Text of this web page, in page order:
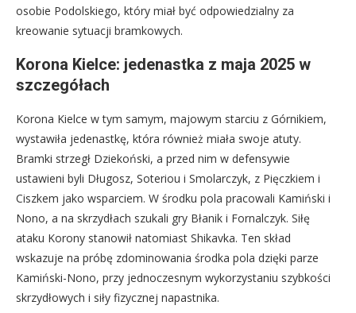
osobie Podolskiego, który miał być odpowiedzialny za
kreowanie sytuacji bramkowych.
Korona Kielce: jedenastka z maja 2025 w
szczegółach
Korona Kielce w tym samym, majowym starciu z Górnikiem,
wystawiła jedenastkę, która również miała swoje atuty.
Bramki strzegł Dziekoński, a przed nim w defensywie
ustawieni byli Długosz, Soteriou i Smolarczyk, z Pięczkiem i
Ciszkem jako wsparciem. W środku pola pracowali Kamiński i
Nono, a na skrzydłach szukali gry Błanik i Fornalczyk. Siłę
ataku Korony stanowił natomiast Shikavka. Ten skład
wskazuje na próbę zdominowania środka pola dzięki parze
Kamiński-Nono, przy jednoczesnym wykorzystaniu szybkości
skrzydłowych i siły fizycznej napastnika.